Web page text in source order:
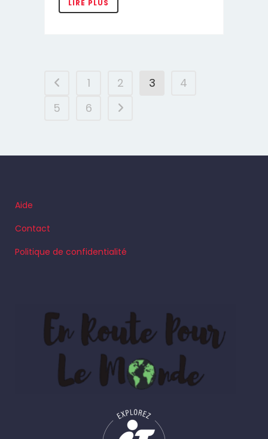
1 2 3
4
5
6
Aide
Contact
Politique de confidentialité